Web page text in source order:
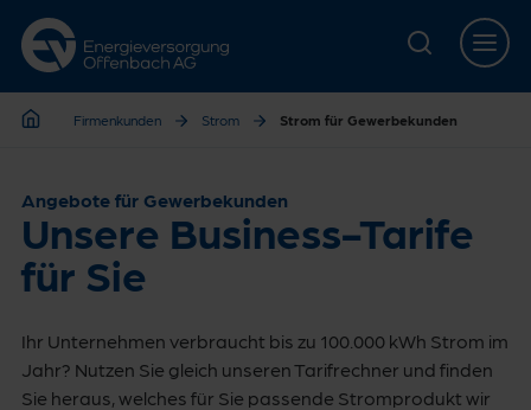
Zur Hauptnavigation springen
Zur Servicelasche springen
Zum Hauptinhalt springen
Zur Footernavigation springen
Firmenkunden Strom Strom für Gewerbekunden
Angebote für Gewerbekunden
Unsere Business-Tarife
für Sie
Ihr Unternehmen verbraucht bis zu 100.000 kWh Strom im
Jahr? Nutzen Sie gleich unseren Tarifrechner und finden
Sie heraus, welches für Sie passende Stromprodukt wir